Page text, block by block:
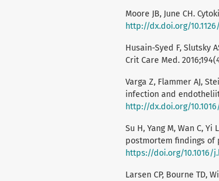
Moore JB, June CH.
http://dx.doi.org/
Husain-Syed F, Slutsky
Crit Care Med.
Varga Z, Flammer AJ,
infection and
http://dx.doi.org/
Su H, Yang M, Wan C,
postmortem findings of
https://doi.org/10.1016/
Larsen CP, Bourne TD,